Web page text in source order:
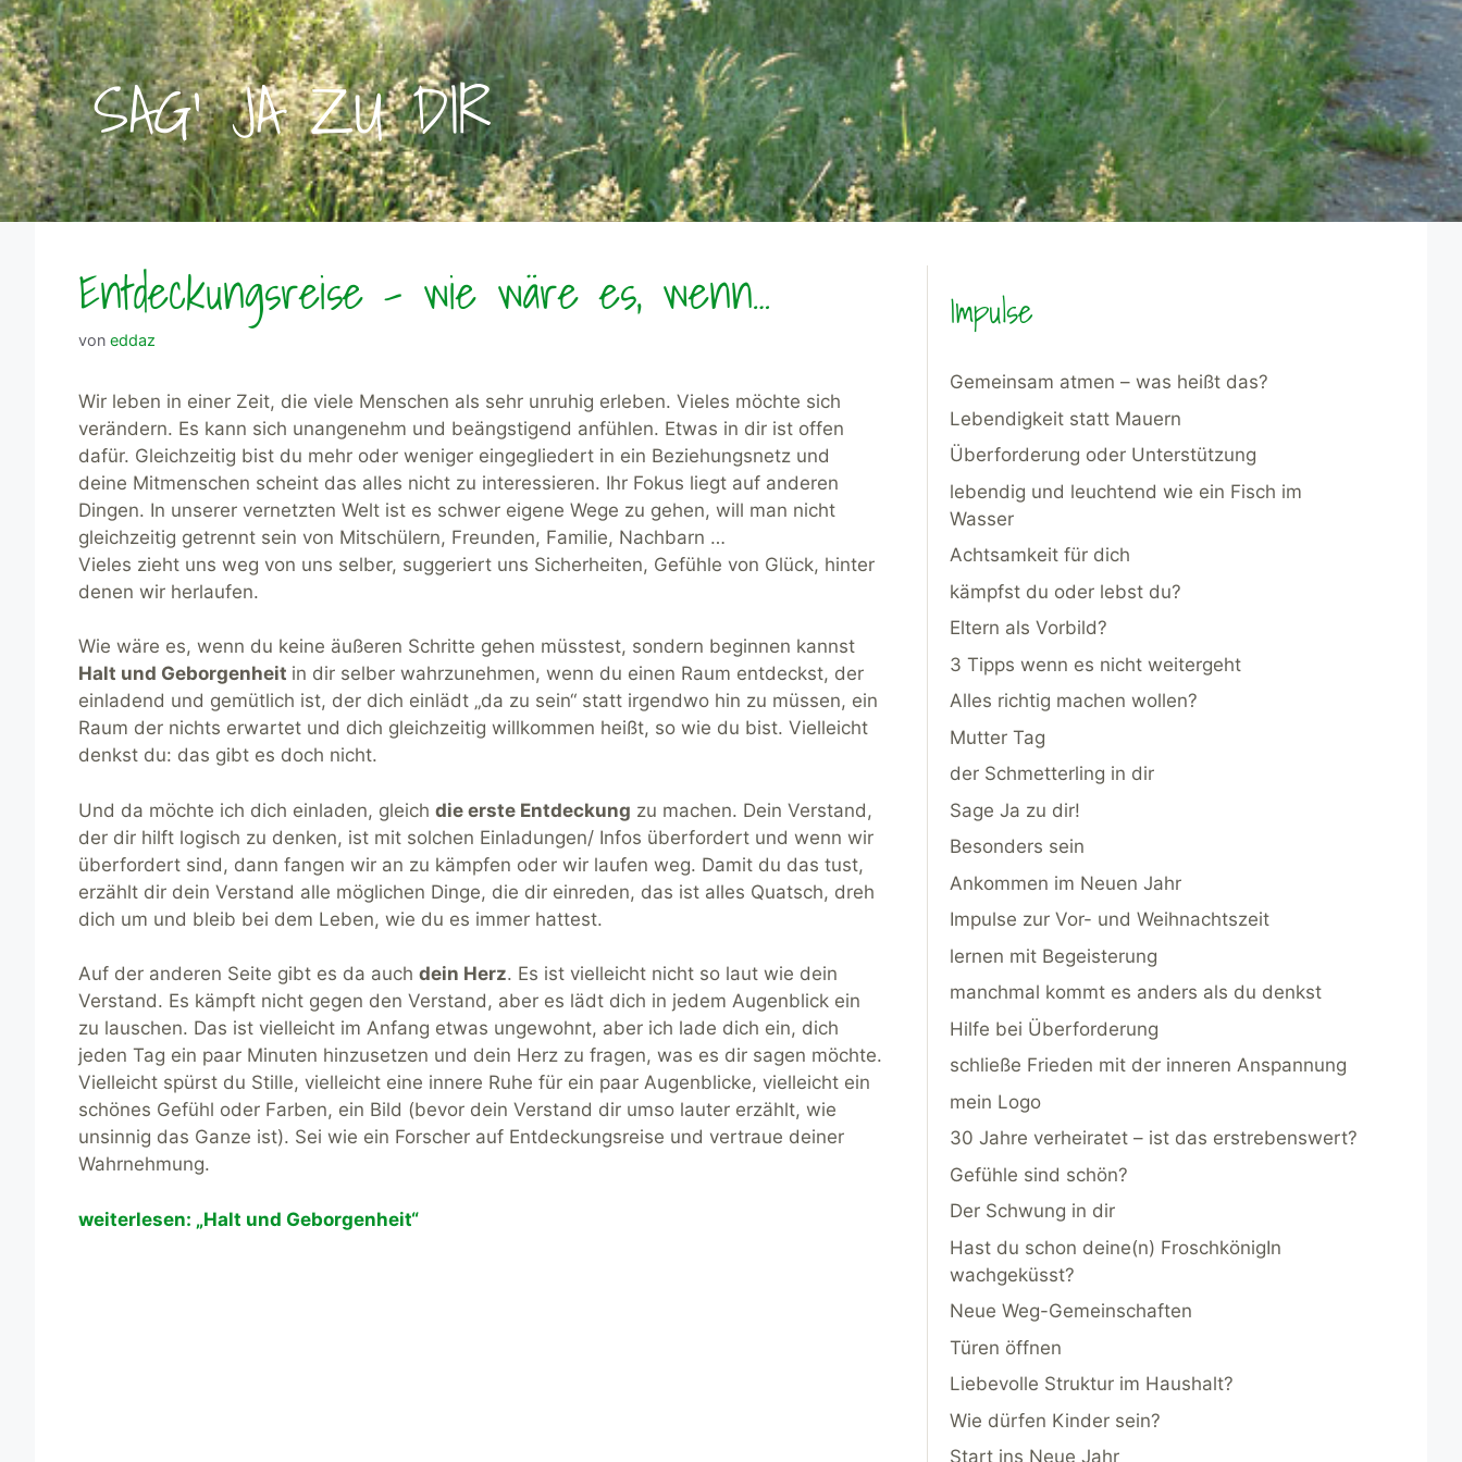
SAG' JA ZU DIR
Entdeckungsreise – wie wäre es, wenn…
von eddaz
Wir leben in einer Zeit, die viele Menschen als sehr unruhig erleben. Vieles möchte sich
verändern. Es kann sich unangenehm und beängstigend anfühlen. Etwas in dir ist offen
dafür. Gleichzeitig bist du mehr oder weniger eingegliedert in ein Beziehungsnetz und
deine Mitmenschen scheint das alles nicht zu interessieren. Ihr Fokus liegt auf anderen
Dingen. In unserer vernetzten Welt ist es schwer eigene Wege zu gehen, will man nicht
gleichzeitig getrennt sein von Mitschülern, Freunden, Familie, Nachbarn …
Vieles zieht uns weg von uns selber, suggeriert uns Sicherheiten, Gefühle von Glück, hinter
denen wir herlaufen.
Wie wäre es, wenn du keine äußeren Schritte gehen müsstest, sondern beginnen kannst
Halt und Geborgenheit in dir selber wahrzunehmen, wenn du einen Raum entdeckst, der
einladend und gemütlich ist, der dich einlädt „da zu sein“ statt irgendwo hin zu müssen, ein
Raum der nichts erwartet und dich gleichzeitig willkommen heißt, so wie du bist. Vielleicht
denkst du: das gibt es doch nicht.
Und da möchte ich dich einladen, gleich die erste Entdeckung zu machen. Dein Verstand,
der dir hilft logisch zu denken, ist mit solchen Einladungen/ Infos überfordert und wenn wir
überfordert sind, dann fangen wir an zu kämpfen oder wir laufen weg. Damit du das tust,
erzählt dir dein Verstand alle möglichen Dinge, die dir einreden, das ist alles Quatsch, dreh
dich um und bleib bei dem Leben, wie du es immer hattest.
Auf der anderen Seite gibt es da auch dein Herz. Es ist vielleicht nicht so laut wie dein
Verstand. Es kämpft nicht gegen den Verstand, aber es lädt dich in jedem Augenblick ein
zu lauschen. Das ist vielleicht im Anfang etwas ungewohnt, aber ich lade dich ein, dich
jeden Tag ein paar Minuten hinzusetzen und dein Herz zu fragen, was es dir sagen möchte.
Vielleicht spürst du Stille, vielleicht eine innere Ruhe für ein paar Augenblicke, vielleicht ein
schönes Gefühl oder Farben, ein Bild (bevor dein Verstand dir umso lauter erzählt, wie
unsinnig das Ganze ist). Sei wie ein Forscher auf Entdeckungsreise und vertraue deiner
Wahrnehmung.
weiterlesen: „Halt und Geborgenheit“
Impulse
Gemeinsam atmen – was heißt das?
Lebendigkeit statt Mauern
Überforderung oder Unterstützung
lebendig und leuchtend wie ein Fisch im
Wasser
Achtsamkeit für dich
kämpfst du oder lebst du?
Eltern als Vorbild?
3 Tipps wenn es nicht weitergeht
Alles richtig machen wollen?
Mutter Tag
der Schmetterling in dir
Sage Ja zu dir!
Besonders sein
Ankommen im Neuen Jahr
Impulse zur Vor- und Weihnachtszeit
lernen mit Begeisterung
manchmal kommt es anders als du denkst
Hilfe bei Überforderung
schließe Frieden mit der inneren Anspannung
mein Logo
30 Jahre verheiratet – ist das erstrebenswert?
Gefühle sind schön?
Der Schwung in dir
Hast du schon deine(n) FroschkönigIn
wachgeküsst?
Neue Weg-Gemeinschaften
Türen öffnen
Liebevolle Struktur im Haushalt?
Wie dürfen Kinder sein?
Start ins Neue Jahr